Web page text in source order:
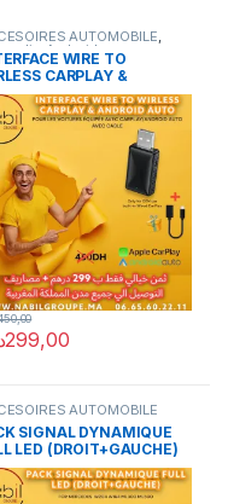
AUTOMOBILE,
Android
WIRE TO
CARPLAY &
AUTO
299,00
AUTOMOBILE
SIGNAL DYNAMIQUE
LED (DROIT+GAUCHE)
MERCEDES W204 W164
ML500